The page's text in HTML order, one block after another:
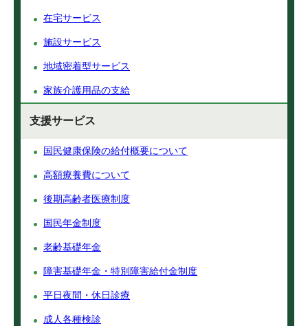
在宅サービス
施設サービス
地域密着型サービス
家族介護用品の支給
支援サービス
国民健康保険の給付概要について
高額療養費について
後期高齢者医療制度
国民年金制度
老齢基礎年金
障害基礎年金・特別障害給付金制度
平日夜間・休日診療
成人各種検診